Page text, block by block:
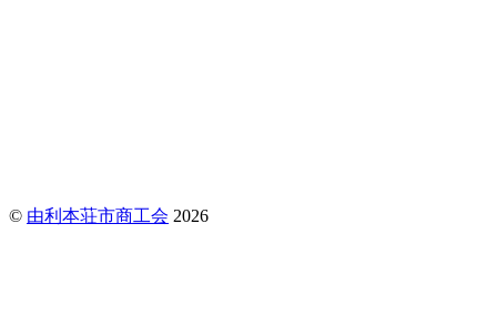
© 由利本荘市商工会 2026